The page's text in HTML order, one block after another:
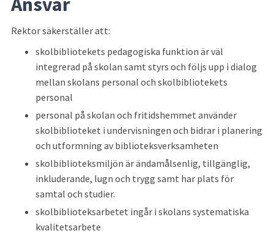
Rektor säkerställer att:
skolbibliotekets pedagogiska funktion är väl
integrerad på skolan samt styrs och följs upp i dialog
mellan skolans personal och skolbibliotekets
personal
personal på skolan och fritidshemmet använder
skolbiblioteket i undervisningen och bidrar i planering
och utformning av biblioteksverksamheten
skolbiblioteksmiljön är ändamålsenlig, tillgänglig,
inkluderande, lugn och trygg samt har plats för
samtal och studier.
skolbiblioteksarbetet ingår i skolans systematiska
kvalitetsarbete